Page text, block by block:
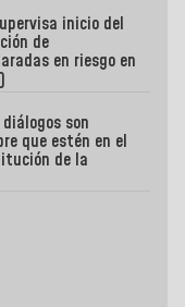
inicio del
de
en riesgo en
son
que estén en el
de la